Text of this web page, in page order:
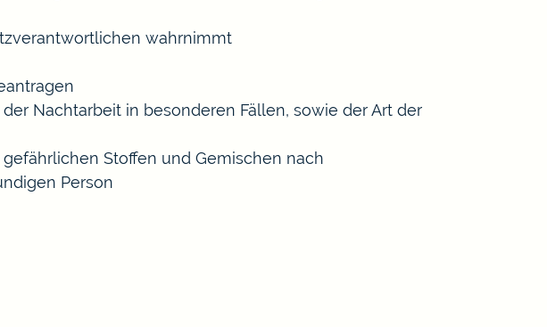
wahrnimmt
Nachtarbeit in besonderen Fällen, sowie der Art der
Stoffen und Gemischen nach
Person